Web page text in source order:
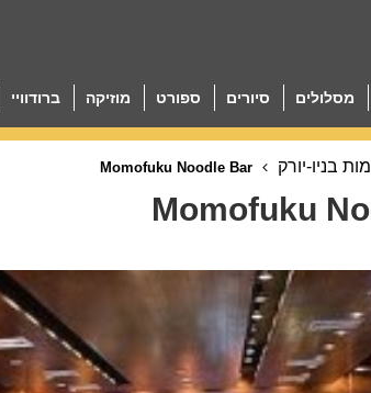
מסלולים סיורים ספורט מוזיקה ברודוויי
בניו-יורק
Momofuku